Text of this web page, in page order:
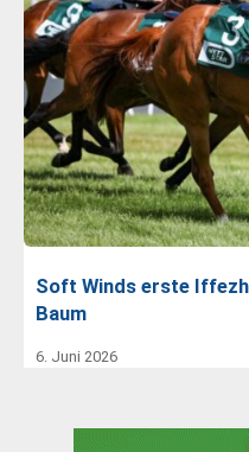
Soft Winds erste
Baum
6. Juni 2026